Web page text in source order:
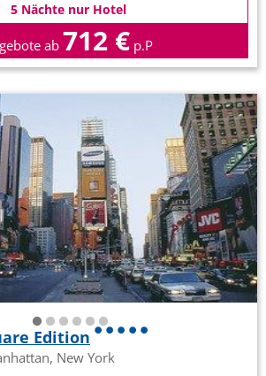
5 Nächte nur Hotel
ab 712 € p.P
Edition
New York